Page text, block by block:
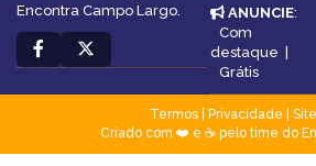
Encontra Campo Largo.
ANUNCIE:
Com
destaque
Grátis
Termos| Privacidade
Criado com ❤️ e ☕ pelo time do